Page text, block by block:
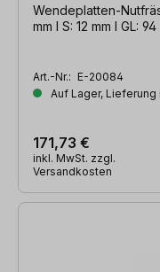
Wendeplatten-
mm l S: 12 mm l GL: 94
Art.-Nr.: E-20084
Auf Lager, Lieferung
171,73 €
inkl. MwSt. zzgl.
Versandkosten